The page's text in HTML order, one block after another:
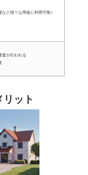
ど様々な用途に利用可能）
査が行われる
ット